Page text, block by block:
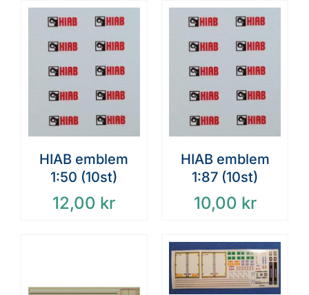
HIAB emblem
1:50 (10st)
12,00 kr
HIAB emblem
1:87 (10st)
10,00 kr